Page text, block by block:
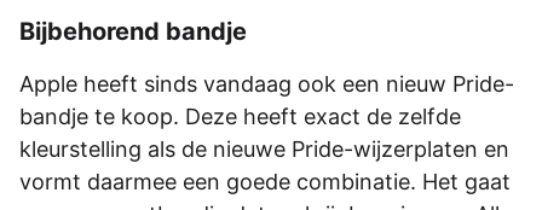
Bijbehorend bandje
Apple heeft sinds vandaag ook een nieuw Pride-
bandje te koop. Deze heeft exact de zelfde
kleurstelling als de nieuwe Pride-wijzerplaten en
vormt daarmee een goede combinatie. Het gaat